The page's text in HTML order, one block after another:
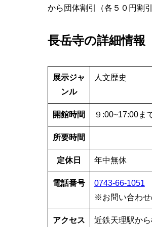
から団体割引（各５０円割
長岳寺の詳細情報
展示ジャ
ンル
人文歴史
開館時間 ９:00~17:00ま
所要時間
定休日 年中無休
電話番号
0743-66-1051
※お問い合わせ
アクセス
近鉄天理駅か